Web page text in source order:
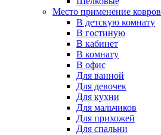
Место применение ковров
В детскую комнату
В гостиную
В кабинет
В комнату
В офис
Для ванной
Для девочек
Для кухни
Для мальчиков
Для прихожей
Для спальни